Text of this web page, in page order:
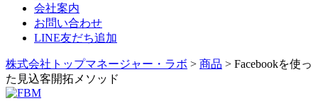
会社案内
お問い合わせ
LINE友だち追加
株式会社トップマネージャー・ラボ > 商品 > Facebookを使っ
た見込客開拓メソッド